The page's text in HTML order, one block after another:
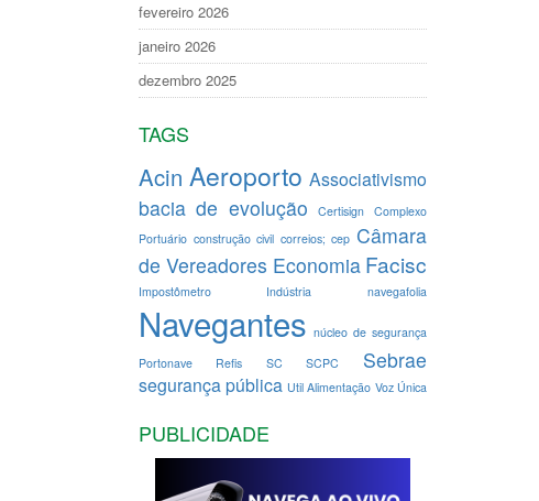
fevereiro 2026
janeiro 2026
dezembro 2025
TAGS
Acin Aeroporto Associativismo
bacia de evolução Certisign Complexo
Portuário construção civil correios; cep Câmara
de Vereadores Economia Facisc
Impostômetro Indústria navegafolia
Navegantes núcleo de segurança
Portonave
Refis SC SCPC Sebrae
segurança pública Util Alimentação Voz Única
PUBLICIDADE